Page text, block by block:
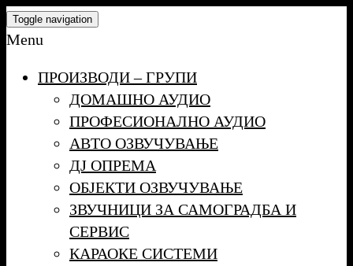
Skip
to
content
Toggle navigation
Menu
ПРОИЗВОДИ – ГРУПИ
ДОМАШНО АУДИО
ПРОФЕСИОНАЛНО АУДИО
АВТО ОЗВУЧУВАЊЕ
ДЈ ОПРЕМА
ОБЈЕКТИ ОЗВУЧУВАЊЕ
ЗВУЧНИЦИ ЗА САМОГРАДБА И
СЕРВИС
КАРАОКЕ СИСТЕМИ